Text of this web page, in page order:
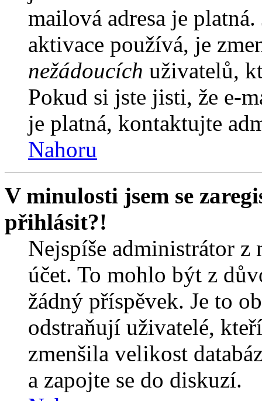
mailová adresa je
aktivace používá, je
nežádoucích uživatelů,
Pokud si jste jisti, že e-
je platná, kontaktujte
Nahoru
V minulosti jsem se
přihlásit?!
Nejspíše administrátor z
účet. To mohlo být z
žádný příspěvek. Je to
odstraňují uživatelé,
zmenšila velikost
a zapojte se do diskuzí.